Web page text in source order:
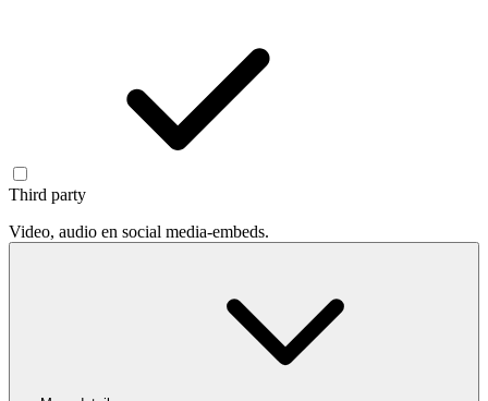
Third party
Video, audio en social media-embeds.